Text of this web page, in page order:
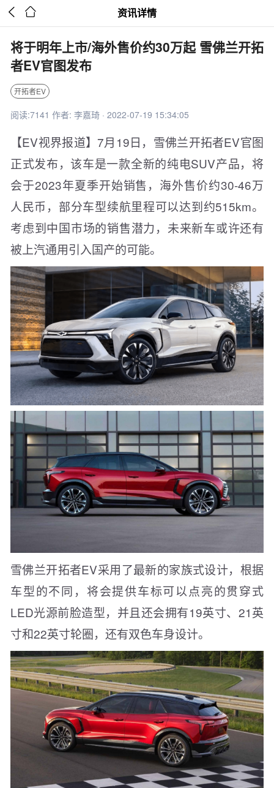
  资讯详情
将于明年上市/海外售价约30万起 雪佛兰开拓
者EV官图发布
开拓者EV
阅读:7141 作者: 李嘉琦 · 2022-07-19 15:34:05
【EV视界报道】7月19日，雪佛兰开拓者EV官图
正式发布，该车是一款全新的纯电SUV产品，将
会于2023年夏季开始销售，海外售价约30-46万
人民币，部分车型续航里程可以达到约515km。
考虑到中国市场的销售潜力，未来新车或许还有
被上汽通用引入国产的可能。
雪佛兰开拓者EV采用了最新的家族式设计，根据
车型的不同，将会提供车标可以点亮的贯穿式
LED光源前脸造型，并且还会拥有19英寸、21英
寸和22英寸轮圈，还有双色车身设计。